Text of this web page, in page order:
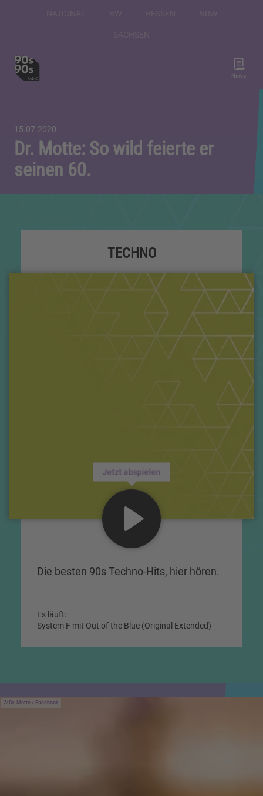
News
15.07.2020
Dr. Motte: So wild feierte er
seinen 60.
TECHNO
Jetzt abspielen
Die besten 90s Techno-Hits, hier hören.
Es läuft:
System F mit Out of the Blue (Original Extended)
Dr. Motte / Facebook